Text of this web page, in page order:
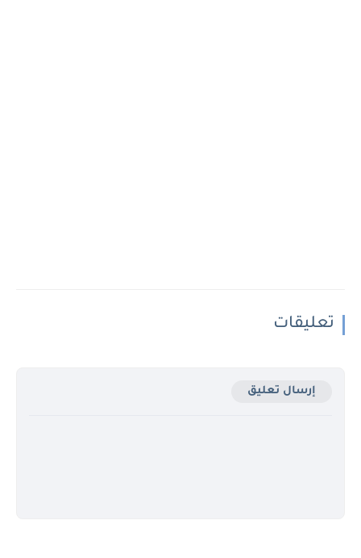
تعليقات
إرسال تعليق